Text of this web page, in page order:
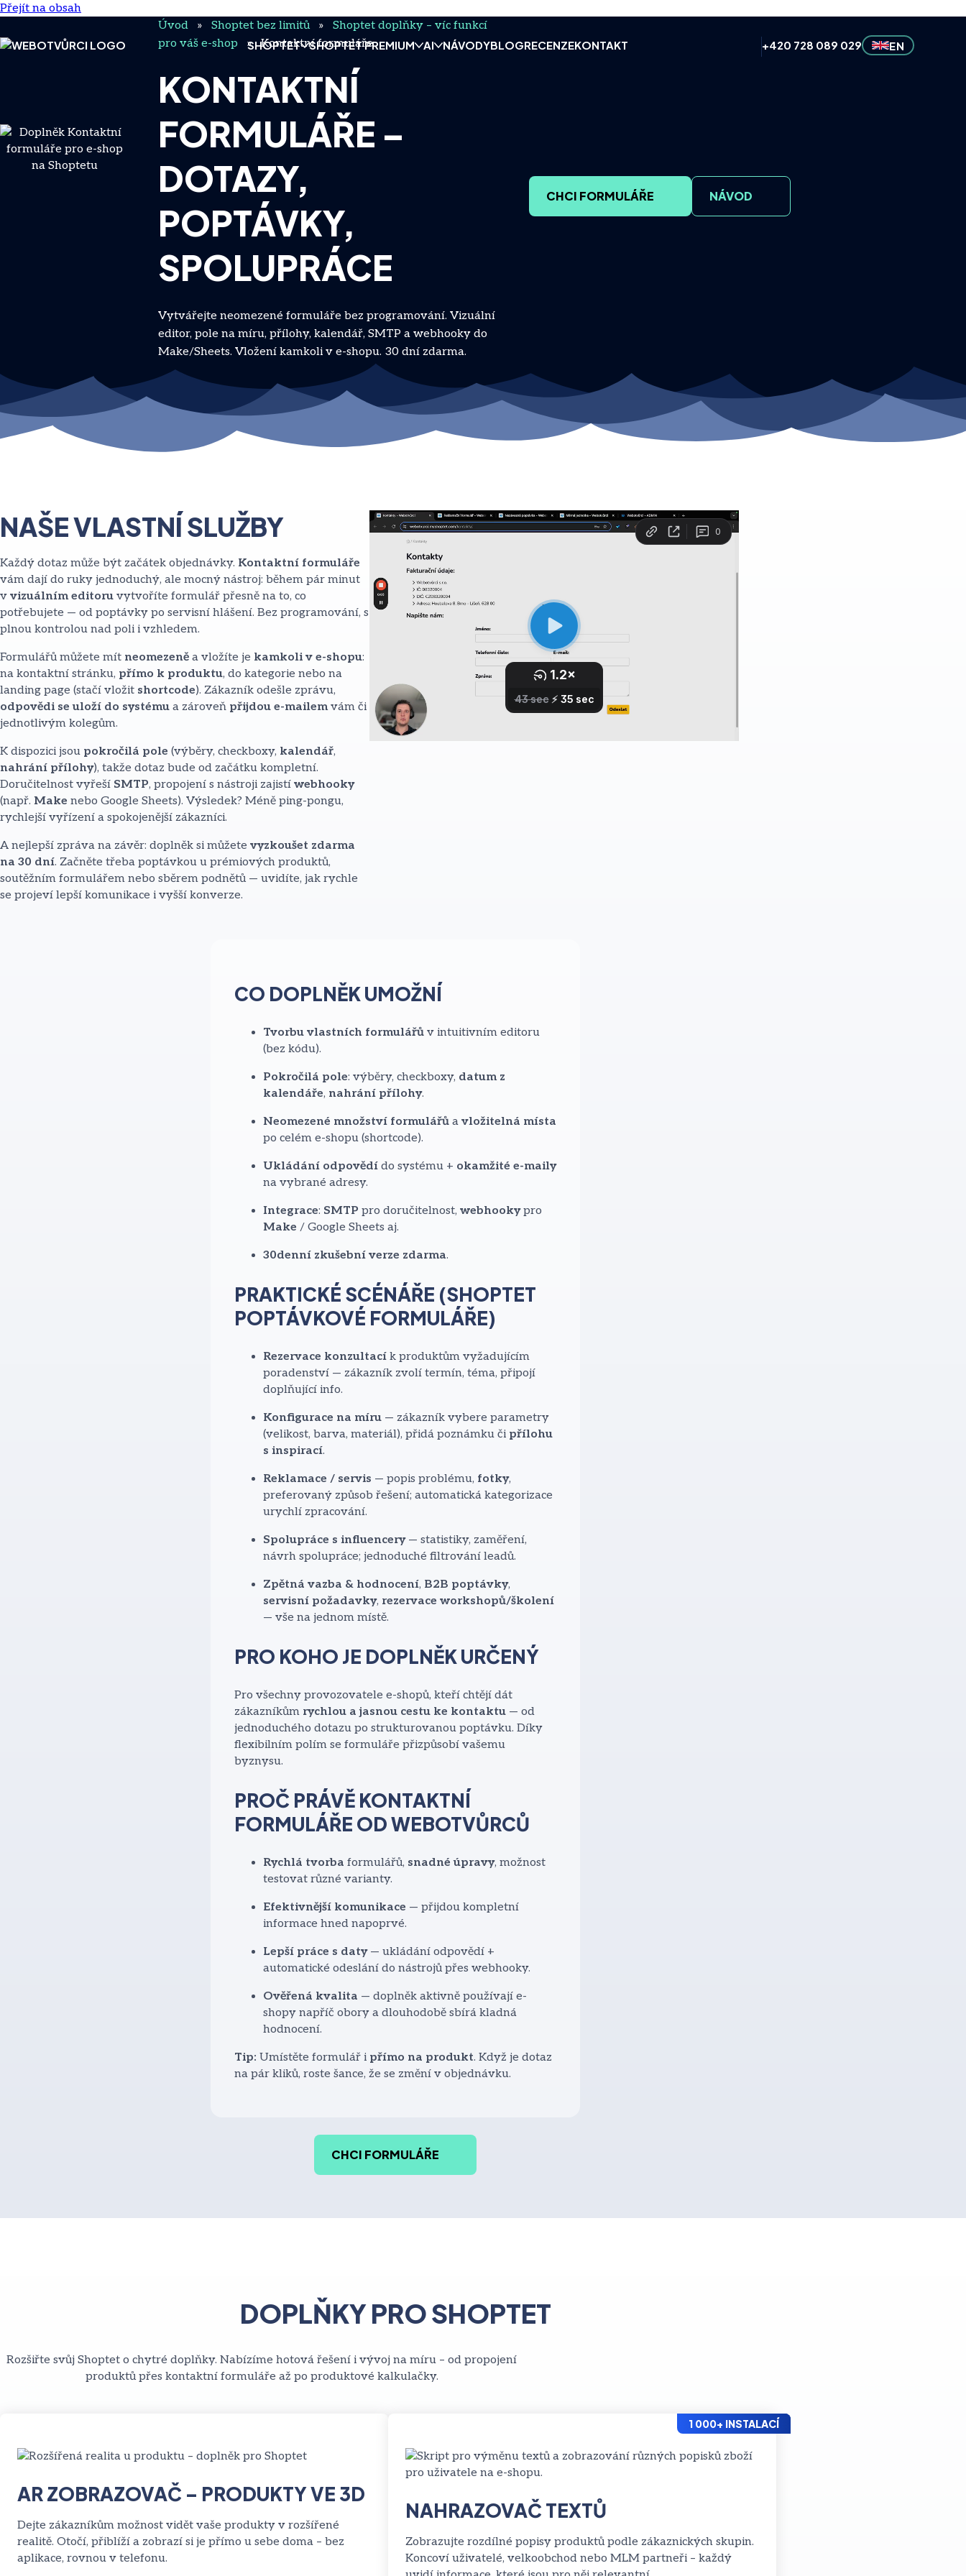
Přejít na obsah
SHOPTET SHOPTET PREMIUM AI NÁVODYBLOGRECENZEKONTAKT +420 728 089 029 EN
Úvod » Shoptet bez limitů »
Shoptet doplňky – víc funkcí
pro váš e-shop
» Kontaktní formuláře
KONTAKTNÍ
FORMULÁŘE –
DOTAZY,
POPTÁVKY,
SPOLUPRÁCE
Vytvářejte neomezené formuláře bez programování. Vizuální
editor, pole na míru, přílohy, kalendář, SMTP a webhooky do
Make/Sheets. Vložení kamkoli v e-shopu. 30 dní zdarma.
CHCI FORMULÁŘE NÁVOD
NAŠE VLASTNÍ SLUŽBY
Každý dotaz může být začátek objednávky. Kontaktní formuláře
vám dají do ruky jednoduchý, ale mocný nástroj: během pár minut
v vizuálním editoru vytvoříte formulář přesně na to, co
potřebujete — od poptávky po servisní hlášení. Bez programování, s
plnou kontrolou nad poli i vzhledem.
Formulářů můžete mít neomezeně a vložíte je kamkoli v e-shopu:
na kontaktní stránku, přímo k produktu, do kategorie nebo na
landing page (stačí vložit shortcode). Zákazník odešle zprávu,
odpovědi se uloží do systému a zároveň přijdou e-mailemvám či
jednotlivým kolegům.
K dispozici jsou pokročilá pole (výběry, checkboxy, kalendář,
nahrání přílohy), takže dotaz bude od začátku kompletní.
Doručitelnost vyřeší SMTP, propojení s nástroji zajistí webhooky
(např. Make nebo Google Sheets). Výsledek? Méně ping-pongu,
rychlejší vyřízení a spokojenější zákazníci.
A nejlepší zpráva na závěr: doplněk si můžete vyzkoušet zdarma
na 30 dní. Začněte třeba poptávkou u prémiových produktů,
soutěžním formulářem nebo sběrem podnětů — uvidíte, jak rychle
se projeví lepší komunikace i vyšší konverze.
CO DOPLNĚK UMOŽNÍ
Tvorbu vlastních formulářů v intuitivním editoru
(bez kódu).
Pokročilá pole: výběry, checkboxy, datum z
kalendáře, nahrání přílohy.
Neomezené množství formulářů a vložitelná místa
po celém e-shopu (shortcode).
Ukládání odpovědí do systému + okamžité e-maily
na vybrané adresy.
Integrace: SMTP pro doručitelnost, webhookypro
Make / Google Sheets aj.
30denní zkušební verze zdarma.
PRAKTICKÉ SCÉNÁŘE (SHOPTET
POPTÁVKOVÉ FORMULÁŘE)
Rezervace konzultací k produktům vyžadujícím
poradenství — zákazník zvolí termín, téma, připojí
doplňující info.
Konfigurace na míru — zákazník vybere parametry
(velikost, barva, materiál), přidá poznámku či přílohu
s inspirací.
Reklamace / servis — popis problému, fotky,
preferovaný způsob řešení; automatická kategorizace
urychlí zpracování.
Spolupráce s influencery— statistiky, zaměření,
návrh spolupráce; jednoduché filtrování leadů.
Zpětná vazba & hodnocení, B2B poptávky,
servisní požadavky, rezervace workshopů/školení
— vše na jednom místě.
PRO KOHO JE DOPLNĚK URČENÝ
Pro všechny provozovatele e-shopů, kteří chtějí dát
zákazníkům rychlou a jasnou cestu ke kontaktu — od
jednoduchého dotazu po strukturovanou poptávku. Díky
flexibilním polím se formuláře přizpůsobí vašemu
byznysu.
PROČ PRÁVĚ KONTAKTNÍ
FORMULÁŘE OD WEBOTVŮRCŮ
Rychlá tvorba formulářů, snadné úpravy, možnost
testovat různé varianty.
Efektivnější komunikace — přijdou kompletní
informace hned napoprvé.
Lepší práce s daty— ukládání odpovědí +
automatické odeslání do nástrojů přes webhooky.
Ověřená kvalita — doplněk aktivně používají e-
shopy napříč obory a dlouhodobě sbírá kladná
hodnocení.
Tip: Umístěte formulář i přímo na produkt. Když je dotaz
na pár kliků, roste šance, že se změní v objednávku.
CHCI FORMULÁŘE
DOPLŇKY PRO SHOPTET
Rozšiřte svůj Shoptet o chytré doplňky. Nabízíme hotová řešení i vývoj na míru – od propojení
produktů přes kontaktní formuláře až po produktové kalkulačky.
AR ZOBRAZOVAČ – PRODUKTY VE 3D
Dejte zákazníkům možnost vidět vaše produkty v rozšířené
realitě. Otočí, přiblíží a zobrazí si je přímo u sebe doma – bez
aplikace, rovnou v telefonu.
NOVINKA
NAHRAZOVAČ TEXTŮ
Zobrazujte rozdílné popisy produktů podle zákaznických skupin.
Koncoví uživatelé, velkoobchod nebo MLM partneři – každý
NOVINKA
1 000+ INSTALACÍ